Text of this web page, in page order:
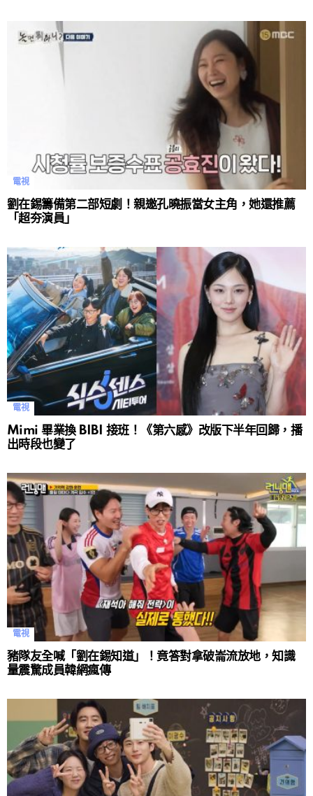
電視
劉在錫籌備第二部短劇！親邀孔曉振當女主角，她還推薦
「超夯演員」
電視
Mimi 畢業換 BIBI 接班！《第六感》改版下半年回歸，播
出時段也變了
電視
豬隊友全喊「劉在錫知道」！竟答對拿破崙流放地，知識
量震驚成員韓網瘋傳